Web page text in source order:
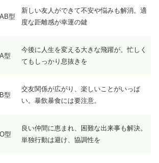
AB型
新しい友人ができて不安や悩みも解消。適
度な距離感が幸運の鍵
A型
今後に人生を変える大きな飛躍が。忙しく
てもしっかり息抜きを
B型
交友関係が広がり、楽しいことがいっぱ
い。暴飲暴食には要注意。
O型
良い仲間に恵まれ、困難な出来事も解決。
単独行動は避け、協調性を